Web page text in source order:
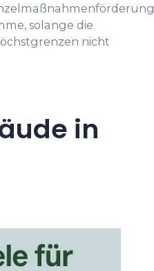
solange die
nicht
in